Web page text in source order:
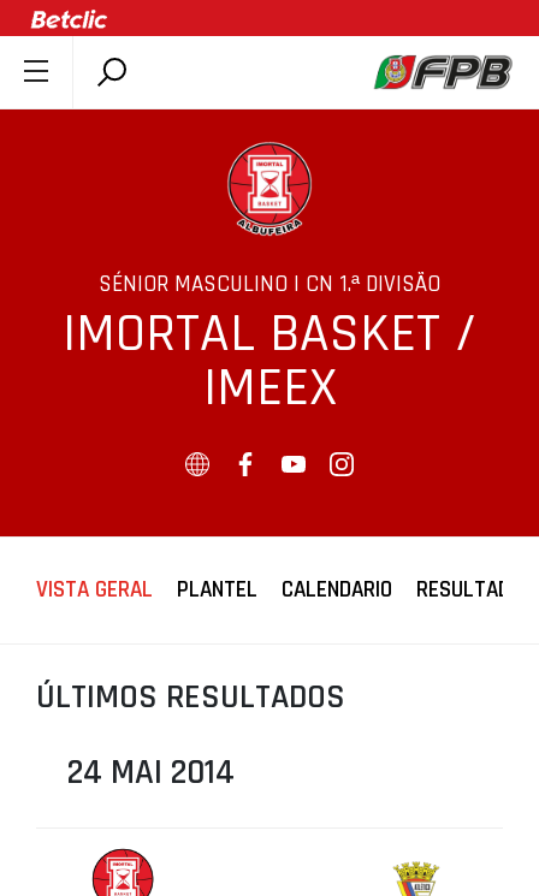
SOBRE A FPB
ASSOCIAÇÕES
CLUBES
ÁREA TÉCNICA
PROJETOS
SÉNIOR MASCULINO | CN 1.ª DIVISÃO
IMORTAL BASKET /
IMEEX
VISTA GERAL PLANTEL CALENDARIO RESULTADOS
ÚLTIMOS RESULTADOS
24 MAI 2014